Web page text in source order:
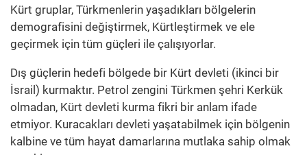
Kürt gruplar, Türkmenlerin yaşadıkları bölgelerin
demografisini değiştirmek, Kürtleştirmek ve ele
geçirmek için tüm güçleri ile çalışıyorlar.
Dış güçlerin hedefi bölgede bir Kürt devleti (ikinci bir
İsrail) kurmaktır. Petrol zengini Türkmen şehri Kerkük
olmadan, Kürt devleti kurma fikri bir anlam ifade
etmiyor. Kuracakları devleti yaşatabilmek için bölgenin
kalbine ve tüm hayat damarlarına mutlaka sahip olmak